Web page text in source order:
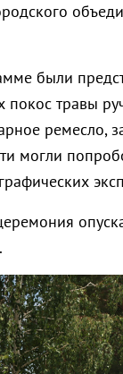
были
травы
ремесло,
могли